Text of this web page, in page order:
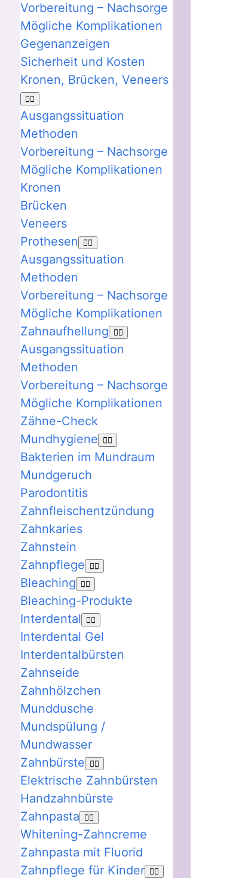
Vorbereitung – Nachsorge
Mögliche Komplikationen
Gegenanzeigen
Sicherheit und Kosten
Kronen, Brücken, Veneers
Ausgangssituation
Methoden
Vorbereitung – Nachsorge
Mögliche Komplikationen
Kronen
Brücken
Veneers
Prothesen
Ausgangssituation
Methoden
Vorbereitung – Nachsorge
Mögliche Komplikationen
Zahnaufhellung
Ausgangssituation
Methoden
Vorbereitung – Nachsorge
Mögliche Komplikationen
Zähne-Check
Mundhygiene
Bakterien im Mundraum
Mundgeruch
Parodontitis
Zahnfleischentzündung
Zahnkaries
Zahnstein
Zahnpflege
Bleaching
Bleaching-Produkte
Interdental
Interdental Gel
Interdentalbürsten
Zahnseide
Zahnhölzchen
Munddusche
Mundspülung /
Mundwasser
Zahnbürste
Elektrische Zahnbürsten
Handzahnbürste
Zahnpasta
Whitening-Zahncreme
Zahnpasta mit Fluorid
Zahnpflege für Kinder